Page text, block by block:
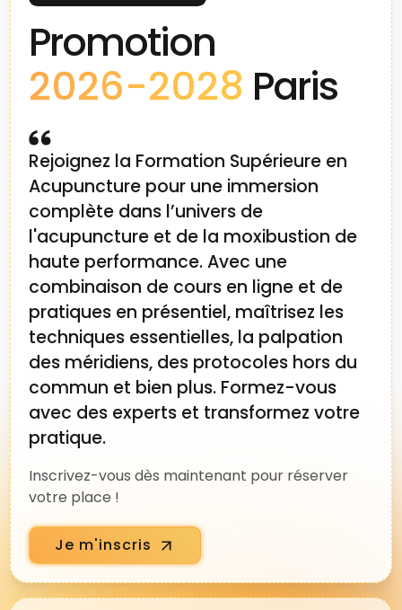
totale dans son approche de la MTC.
au cabinet, ce qui me permet d'être
qui, encore aujourd'hui, m'étonnent et
me font sourire : ça marche ! Alors oui,
Philippe a son caractère, comme tout
le monde, car il est plus qu'un
enseignant... c'est un chercheur
infatigable qui n'aime pas la paresse
et la médiocrité. Si vous cherchez des
solutions toutes faites ou appliquer des
formules magiques... Passez votre
chemin. Si vous cherchez un expert
pour changer de regard sur votre
pratique et vous former dans la pure
tradition, vous êtes au bonne endroit.
Merci d'être là Philippe, merci pour
transmettre tes connaissances et ta
passion que j'ai plaisir à distiller
Promotion
2026-2028 Paris
Rejoignez la Formation Supérieure en
Acupuncture pour une immersion
complète dans l’univers de
l'acupuncture et de la moxibustion de
haute performance. Avec une
combinaison de cours en ligne et de
pratiques en présentiel, maîtrisez les
techniques essentielles, la palpation
des méridiens, des protocoles hors du
commun et bien plus. Formez-vous
avec des experts et transformez votre
pratique.
Inscrivez-vous dès maintenant pour réserver
votre place !
Je m'inscris